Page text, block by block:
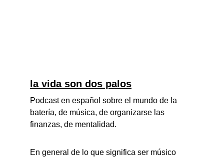
la vida son dos palos
Podcast en español sobre el mundo de la
batería, de música, de organizarse las
finanzas, de mentalidad.
En general de lo que significa ser músico